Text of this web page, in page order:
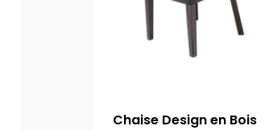
Chaise Design en Bois